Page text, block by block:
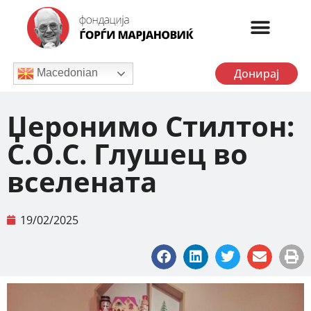
Macedonian Донирај
Џеронимо Стилтон:
С.О.С. Глушец во
вселената
19/02/2025